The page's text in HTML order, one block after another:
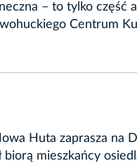
– to tylko część
Centrum
Huta zaprasza na
mieszkańcy